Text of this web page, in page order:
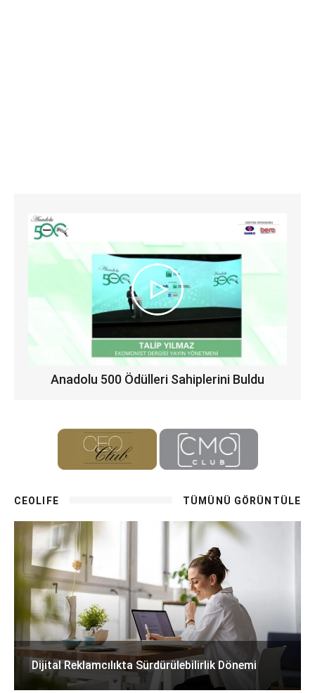
Anadolu 500 Ödülleri Sahiplerini Buldu
CEOLIFE TÜMÜNÜ GÖRÜNTÜLE
Dijital Reklamcılıkta Sürdürülebilirlik Dönemi